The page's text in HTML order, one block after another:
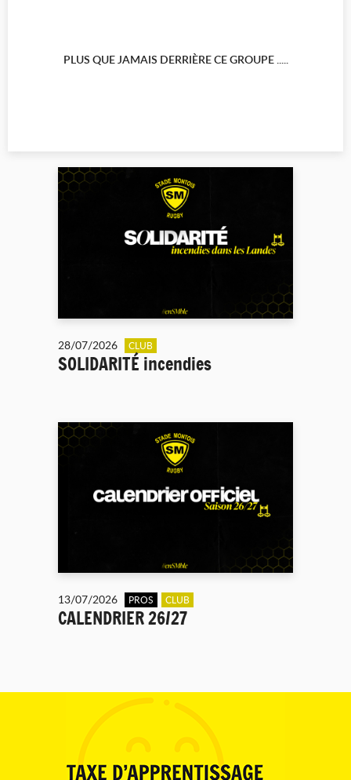
PLUS QUE JAMAIS DERRIÈRE CE GROUPE .....
28/07/2026 CLUB
SOLIDARITÉ incendies
13/07/2026 PROS CLUB
CALENDRIER 26/27